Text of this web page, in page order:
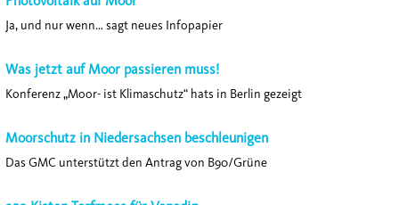
Ja, und nur wenn… sagt neues Infopapier
Was jetzt auf Moor passieren muss!
Konferenz „Moor- ist Klimaschutz“ hats in Berlin gezeigt
Moorschutz in Niedersachsen beschleunigen
Das GMC unterstützt den Antrag von B90/Grüne